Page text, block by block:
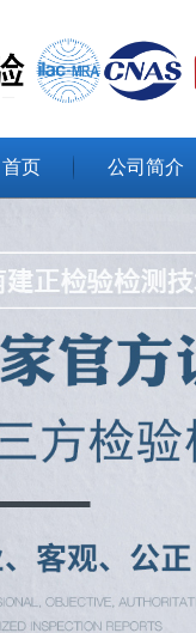
首页 公司简介